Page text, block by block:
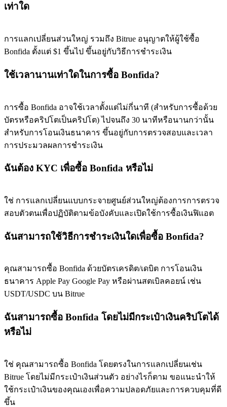
เท่าใด
การแลกเปลี่ยนส่วนใหญ่ รวมถึง Bitrue อนุญาตให้ผู้ใช้ซื้อ
Bonfida ตั้งแต่ $1 ขึ้นไป ขึ้นอยู่กับวิธีการชำระเงิน
ใช้เวลานานเท่าใดในการซื้อ Bonfida?
การซื้อ Bonfida อาจใช้เวลาตั้งแต่ไม่กี่นาที (สำหรับการซื้อด้วย
บัตรหรือคริปโตเป็นคริปโต) ไปจนถึง 30 นาทีหรือนานกว่านั้น
สำหรับการโอนเงินธนาคาร ขึ้นอยู่กับการตรวจสอบและเวลา
การประมวลผลการชำระเงิน
ฉันต้อง KYC เพื่อซื้อ Bonfida หรือไม่
ใช่ การแลกเปลี่ยนแบบกระจายศูนย์ส่วนใหญ่ต้องการการตรวจ
สอบตัวตนเพื่อปฏิบัติตามข้อบังคับและเปิดใช้การซื้อเงินฟิแอต
ฉันสามารถใช้วิธีการชำระเงินใดเพื่อซื้อ Bonfida?
คุณสามารถซื้อ Bonfida ด้วยบัตรเครดิต/เดบิต การโอนเงิน
ธนาคาร Apple Pay Google Pay หรือผ่านสตเบิลคอยน์ เช่น
USDT/USDC บน Bitrue
ฉันสามารถซื้อ Bonfida โดยไม่มีกระเป๋าเงินคริปโตได้
หรือไม่
ใช่ คุณสามารถซื้อ Bonfida โดยตรงในการแลกเปลี่ยนเช่น
Bitrue โดยไม่มีกระเป๋าเงินส่วนตัว อย่างไรก็ตาม ขอแนะนำให้
ใช้กระเป๋าเงินของคุณเองเพื่อความปลอดภัยและการควบคุมที่ดี
ขึ้น